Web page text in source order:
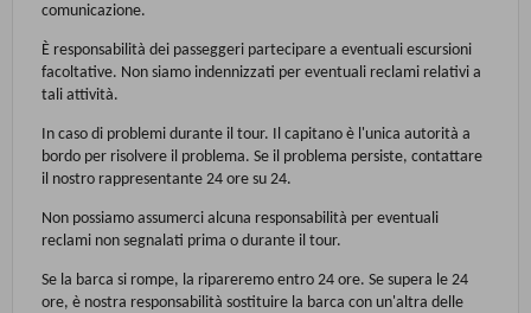
comunicazione.
È responsabilità dei passeggeri partecipare a eventuali escursioni
facoltative. Non siamo indennizzati per eventuali reclami relativi a
tali attività.
In caso di problemi durante il tour. Il capitano è l'unica autorità a
bordo per risolvere il problema. Se il problema persiste, contattare
il nostro rappresentante 24 ore su 24.
Non possiamo assumerci alcuna responsabilità per eventuali
reclami non segnalati prima o durante il tour.
Se la barca si rompe, la ripareremo entro 24 ore. Se supera le 24
ore, è nostra responsabilità sostituire la barca con un'altra delle